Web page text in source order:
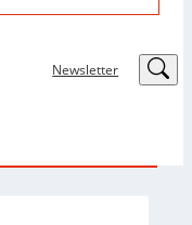
Newsletter LinkedIn